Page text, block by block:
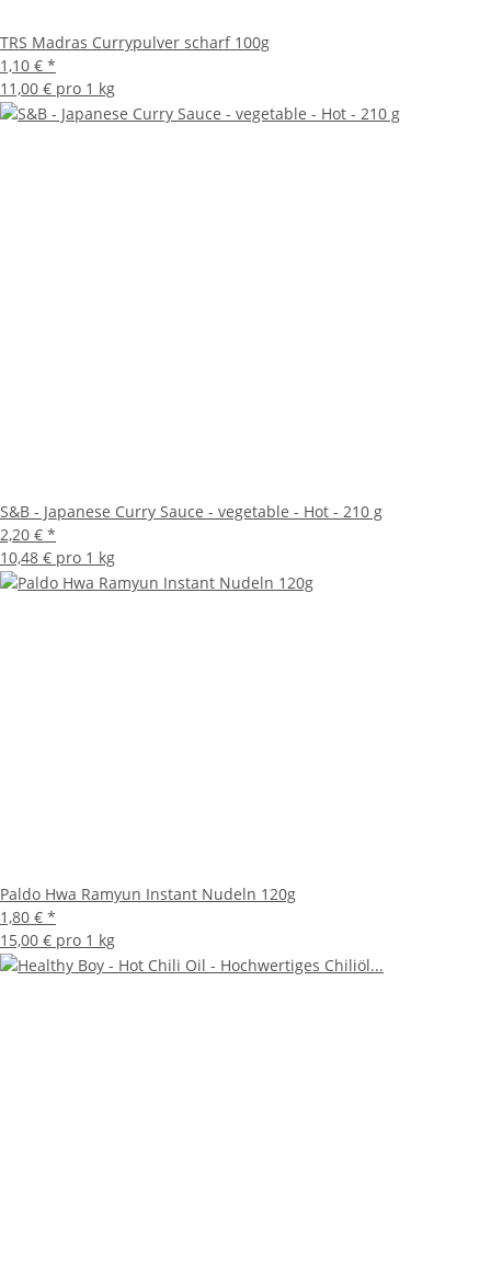
TRS Madras Currypulver scharf 100g
1,10 € *
11,00 € pro 1 kg
S&B - Japanese Curry Sauce - vegetable - Hot - 210 g
2,20 € *
10,48 € pro 1 kg
Paldo Hwa Ramyun Instant Nudeln 120g
1,80 € *
15,00 € pro 1 kg